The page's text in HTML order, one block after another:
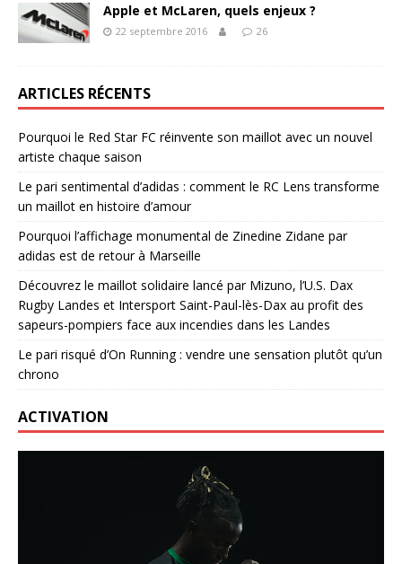
Apple et McLaren, quels enjeux ?
22 septembre 2016 26
ARTICLES RÉCENTS
Pourquoi le Red Star FC réinvente son maillot avec un nouvel
artiste chaque saison
Le pari sentimental d’adidas : comment le RC Lens transforme
un maillot en histoire d’amour
Pourquoi l’affichage monumental de Zinedine Zidane par
adidas est de retour à Marseille
Découvrez le maillot solidaire lancé par Mizuno, l’U.S. Dax
Rugby Landes et Intersport Saint-Paul-lès-Dax au profit des
sapeurs-pompiers face aux incendies dans les Landes
Le pari risqué d’On Running : vendre une sensation plutôt qu’un
chrono
ACTIVATION